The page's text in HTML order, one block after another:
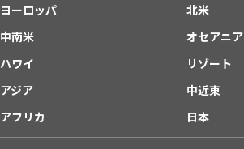
ヨーロッパ
北米
中南米
オセアニア
ハワイ
リゾート
アジア
中近東
アフリカ
日本